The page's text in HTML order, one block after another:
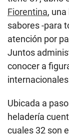
Fiorentina,
sabores -para
atención por
Juntos
conocer a
Ubicada a
heladería
cuales 32 son